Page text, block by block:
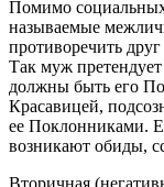
Помимо
называемые
противоречить
Так муж претендует
должны быть его
Красавицей,
ее Поклонниками.
возникают обиды,